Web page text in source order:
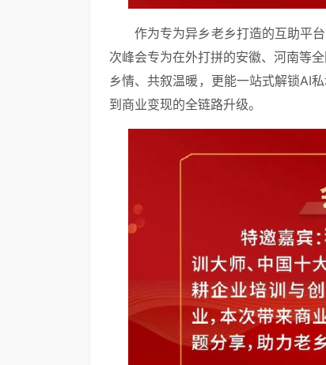
作为专为异乡老乡打造的互助平
次峰会专为在外打拼的安徽、河南等
乡情、共叙温暖，更能一站式解锁AI
到商业变现的全链路升级。